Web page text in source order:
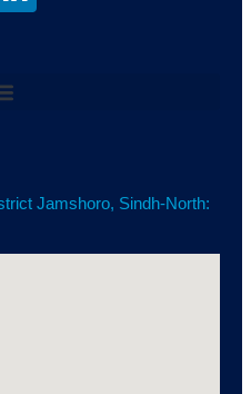
Jamshoro, Sindh-North: